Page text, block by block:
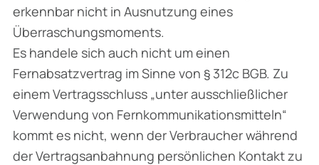
erkennbar nicht in Ausnutzung eines
Überraschungsmoments.
Es handele sich auch nicht um einen
Fernabsatzvertrag im Sinne von § 312c BGB. Zu
einem Vertragsschluss „unter ausschließlicher
Verwendung von Fernkommunikationsmitteln“
kommt es nicht, wenn der Verbraucher während
der Vertragsanbahnung persönlichen Kontakt zu